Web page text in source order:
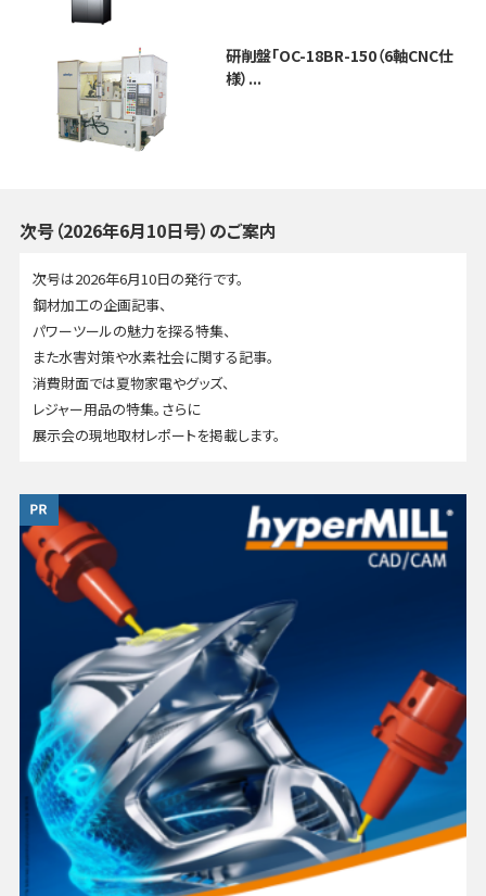
研削盤「OC-18BR-150（6軸CNC仕
様）...
次号（2026年6月10日号）のご案内
次号は2026年6月10日の発行です。
鋼材加工の企画記事、
パワーツールの魅力を探る特集、
また水害対策や水素社会に関する記事。
消費財面では夏物家電やグッズ、
レジャー用品の特集。さらに
展示会の現地取材レポートを掲載します。